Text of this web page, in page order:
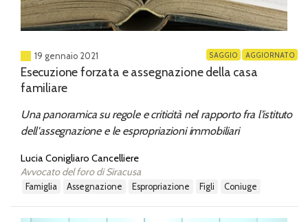
19 gennaio 2021 AGGIORNATO
SAGGIO
Esecuzione forzata e assegnazione della casa
familiare
Una panoramica su regole e criticità nel rapporto fra l'istituto
dell'assegnazione e le espropriazioni immobiliari
Lucia Conigliaro Cancelliere
Avvocato del foro di Siracusa
famiglia assegnazione espropriazione figli coniuge